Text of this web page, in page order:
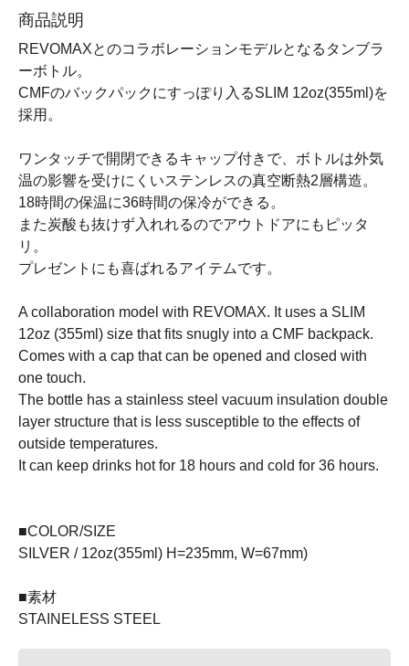
商品説明
REVOMAXとのコラボレーションモデルとなるタンブラ
ーボトル。
CMFのバックパックにすっぽり入るSLIM 12oz(355ml)を
採用。
ワンタッチで開閉できるキャップ付きで、ボトルは外気
温の影響を受けにくいステンレスの真空断熱2層構造。
18時間の保温に36時間の保冷ができる。
また炭酸も抜けず入れれるのでアウトドアにもピッタ
リ。
プレゼントにも喜ばれるアイテムです。
A collaboration model with REVOMAX. It uses a SLIM
12oz (355ml) size that fits snugly into a CMF backpack.
Comes with a cap that can be opened and closed with
one touch.
The bottle has a stainless steel vacuum insulation double
layer structure that is less susceptible to the effects of
outside temperatures.
It can keep drinks hot for 18 hours and cold for 36 hours.
■COLOR/SIZE
SILVER / 12oz(355ml) H=235mm, W=67mm)
■素材
STAINELESS STEEL